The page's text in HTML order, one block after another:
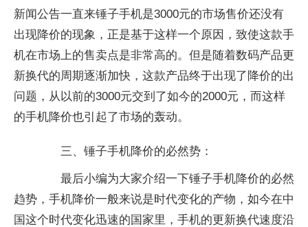
新闻公告一直来锤子手机是3000元的市场售价还没有
出现降价的现象，正是基于这样一个原因，致使这款手
机在市场上的售卖点是非常高的。但是随着数码产品更
新换代的周期逐渐加快，这款产品终于出现了降价的出
问题，从以前的3000元交到了如今的2000元，而这样
的手机降价也引起了市场的轰动。
三、锤子手机降价的必然势：
最后小编为大家介绍一下锤子手机降价的必然
趋势，手机降价一般来说是时代变化的产物，如今在中
国这个时代变化迅速的国家里，手机的更新换代速度沿